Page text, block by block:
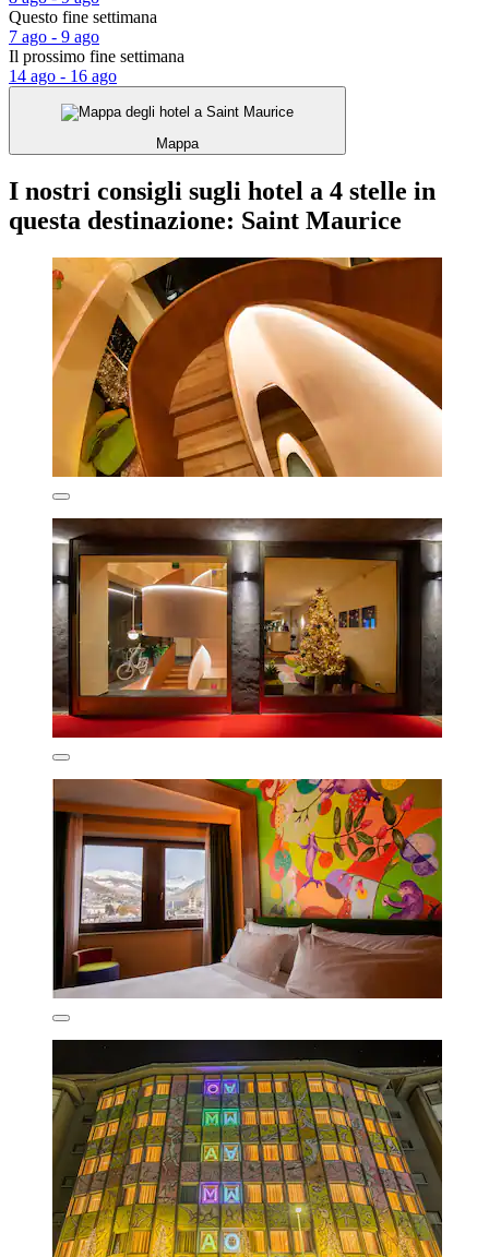
Questo fine settimana
7 ago - 9 ago
Il prossimo fine settimana
14 ago - 16 ago
Mappa
I nostri consigli sugli hotel a 4 stelle in
questa destinazione: Saint Maurice